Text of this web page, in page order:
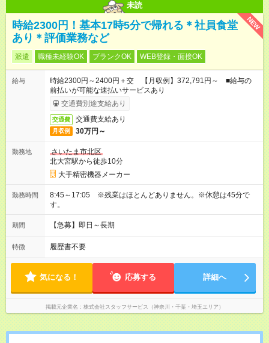
未読
NEW
時給2300円！基本17時5分で帰れる＊社員食堂
あり＊評価業務など
派遣 職種未経験OK ブランクOK WEB登録・面接OK
給与
時給2300円～2400円＋交 【月収例】372,791円～ ■給与の
前払いが可能な速払いサービスあり
交通費別途支給あり
交通費 交通費支給あり
月収例 30万円～
勤務地
さいたま市北区
北大宮駅から徒歩10分
大手精密機器メーカー
勤務時間
8:45～17:05 ※残業はほとんどありません。※休憩は45分で
す。
期間 【急募】即日～長期
特徴 履歴書不要
気になる！ 応募する 詳細へ
掲載元企業名 株式会社スタッフサービス（神奈川・千葉・埼玉エリア）